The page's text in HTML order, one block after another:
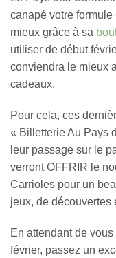
canapé votre
mieux grâce à sa
utiliser de début
conviendra le mieux
cadeaux.
Pour cela, ces
« Billetterie Au Pays
leur passage sur le
verront OFFRIR le
Carrioles pour un
jeux, de découvertes
En attendant de
février, passez un